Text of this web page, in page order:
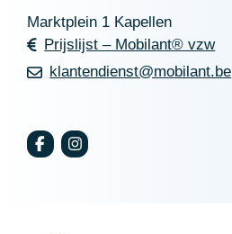
Marktplein 1 Kapellen
Prijslijst – Mobilant® vzw
klantendienst@mobilant.be